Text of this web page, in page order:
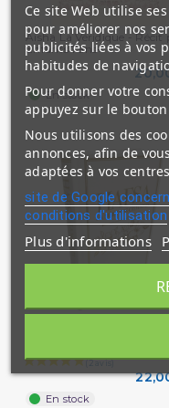
Aisha La Véridique - Récit
Enfants 7ans+ -...
En stock
Hafsa la Mère des
En stock
Ce site Web utilise
pour améliorer nos
publicités liées à vos
habitudes de
Pour donner votre
appuyez sur le bouton
Nous utilisons des
annonces, afin de
adaptées à vos
site de Google
conditions d'utilisation
Plus d'informations